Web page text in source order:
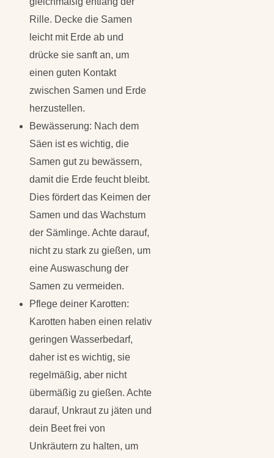
Rille. Decke die Samen
leicht mit Erde ab und
drücke sie sanft an, um
einen guten Kontakt
zwischen Samen und Erde
herzustellen.
Bewässerung: Nach dem
Säen ist es wichtig, die
Samen gut zu bewässern,
damit die Erde feucht bleibt.
Dies fördert das Keimen der
Samen und das Wachstum
der Sämlinge. Achte darauf,
nicht zu stark zu gießen, um
eine Auswaschung der
Samen zu vermeiden.
Pflege deiner Karotten:
Karotten haben einen relativ
geringen Wasserbedarf,
daher ist es wichtig, sie
regelmäßig, aber nicht
übermäßig zu gießen. Achte
darauf, Unkraut zu jäten und
dein Beet frei von
Unkräutern zu halten, um